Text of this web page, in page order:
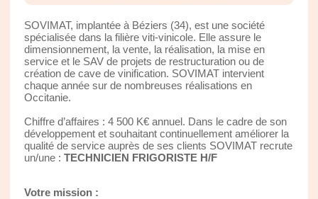
SOVIMAT, implantée à Béziers (34), est une société
spécialisée dans la filière viti-vinicole. Elle assure le
dimensionnement, la vente, la réalisation, la mise en
service et le SAV de projets de restructuration ou de
création de cave de vinification. SOVIMAT intervient
chaque année sur de nombreuses réalisations en
Occitanie.
Chiffre d’affaires : 4 500 K€ annuel. Dans le cadre de son
développement et souhaitant continuellement améliorer la
qualité de service auprès de ses clients SOVIMAT recrute
un/une : TECHNICIEN FRIGORISTE H/F
Votre mission :